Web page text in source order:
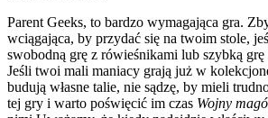
Parent Geeks, to bardzo wymagająca gra.
wciągająca, by przydać się na twoim stole,
swobodną grę z rówieśnikami lub szybką grę
Jeśli twoi mali maniacy grają już w
budują własne talie, nie sądzę, by mieli
tej gry i warto poświęcić im czas Wojny